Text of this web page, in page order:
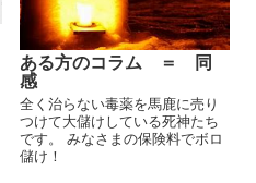
ある方のコラム ＝ 同
感
全く治らない毒薬を馬鹿に売り
つけて大儲けしている死神たち
です。 みなさまの保険料でボロ
儲け！